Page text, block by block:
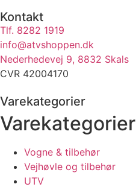
Kontakt
Tlf. 8282 1919
info@atvshoppen.dk
Nederhedevej 9, 8832 Skals
CVR 42004170
Varekategorier
Varekategorier
Vogne & tilbehør
Vejhøvle og tilbehør
UTV